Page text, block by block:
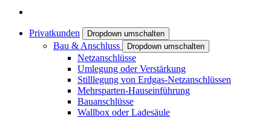
Privatkunden Dropdown umschalten
Bau & Anschluss Dropdown umschalten
Netzanschlüsse
Umlegung oder Verstärkung
Stilllegung von Erdgas-Netzanschlüssen
Mehrsparten-Hauseinführung
Bauanschlüsse
Wallbox oder Ladesäule